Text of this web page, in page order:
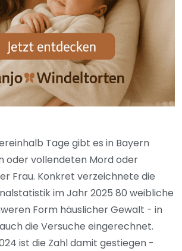
Tage gibt es in Bayern
oder vollendeten Mord oder
Frau. Konkret verzeichnete die
im Jahr 2025 80 weibliche
Form häuslicher Gewalt - in
die Versuche eingerechnet.
ist die Zahl damit gestiegen -